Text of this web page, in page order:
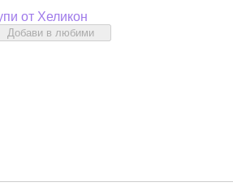
от Хеликон
Добави в любими